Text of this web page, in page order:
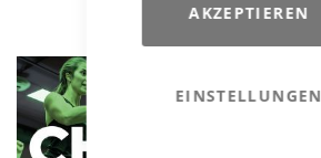
AKZEPTIEREN
EINSTELLUNGEN